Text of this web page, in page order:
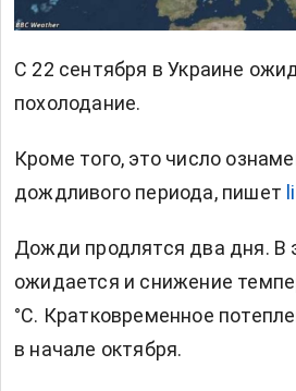
С 22 сентября в Украине
похолодание.
Кроме того, это число
дождливого периода, пишет
Дожди продлятся два дня. В
ожидается и снижение
°C. Кратковременное
в начале октября.